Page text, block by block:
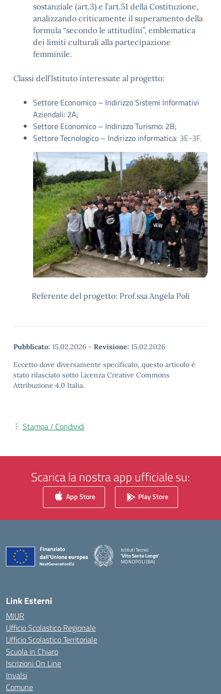
sostanziale (art.3) e l’art.51 della Costituzione,
analizzando criticamente il superamento della
formula “secondo le attitudini”, emblematica
dei limiti culturali alla partecipazione
femminile.
Classi dell’Istituto interessate al progetto:
Settore Economico – Indirizzo Sistemi Informativi
Aziendali: 2A;
Settore Economico – Indirizzo Turismo: 2B;
Settore Tecnologico – Indirizzo informatica: 3E-3F.
Referente del progetto: Prof.ssa Angela Poli
Pubblicato: 15.02.2026 - Revisione: 15.02.2026
Eccetto dove diversamente specificato, questo articolo è
stato rilasciato sotto Licenza Creative Commons
Attribuzione 4.0 Italia.
Stampa / Condividi
Scarica la nostra app ufficiale su:
App Store Play Store
Istituti Tecnici
'Vito Sante Longo'
MONOPOLI (BA)
Link Esterni
MIUR
Ufficio Scolastico Regionale
Ufficio Scolastico Territoriale
Scuola in Chiaro
Iscrizioni On Line
Invalsi
Comune